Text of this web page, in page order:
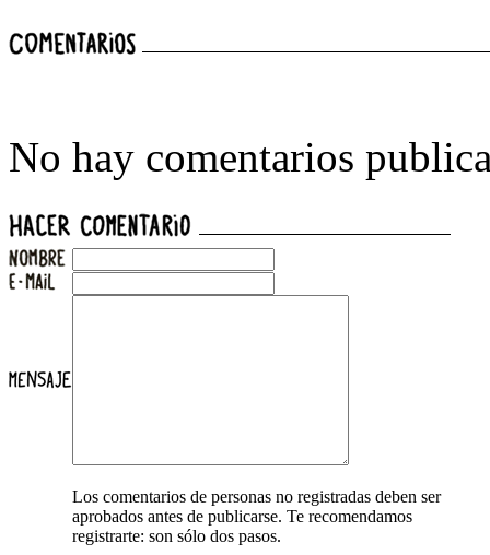
No hay comentarios
Los comentarios de personas no registradas deben ser
aprobados antes de publicarse. Te recomendamos
registrarte: son sólo dos pasos.